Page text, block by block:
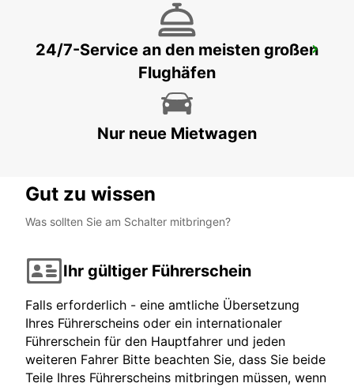
CAVAN
24/7-Service an den meisten großen
Flughäfen
Nur neue Mietwagen
Gut zu wissen
Was sollten Sie am Schalter mitbringen?
Ihr gültiger Führerschein
Falls erforderlich - eine amtliche Übersetzung
Ihres Führerscheins oder ein internationaler
Führerschein für den Hauptfahrer und jeden
weiteren Fahrer Bitte beachten Sie, dass Sie beide
Teile Ihres Führerscheins mitbringen müssen, wenn